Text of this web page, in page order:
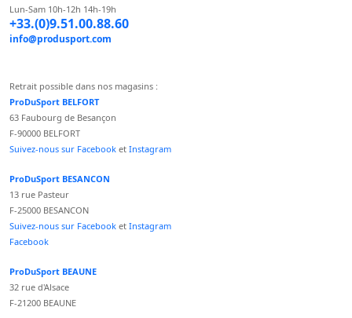
Lun-Sam 10h-12h 14h-19h
+33.(0)9.51.00.88.60
info@produsport.com
Retrait possible dans nos magasins :
ProDuSport BELFORT
63 Faubourg de Besançon
F-90000 BELFORT
Suivez-nous sur Facebook et Instagram
ProDuSport BESANCON
13 rue Pasteur
F-25000 BESANCON
Suivez-nous sur Facebook et Instagram
Facebook
ProDuSport BEAUNE
32 rue d'Alsace
F-21200 BEAUNE